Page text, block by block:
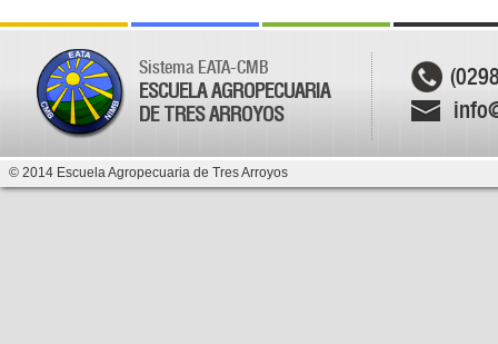
Sistema EATA-CMB
ESCUELA AGROPECUARIA
DE TRES ARROYOS
© 2014 Escuela Agropecuaria de Tres Arroyos